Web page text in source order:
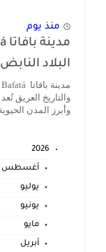
منذ يوم
البلاد
وأبرز المدن
2026
أغسطس
يوليو
يونيو
مايو
أبريل